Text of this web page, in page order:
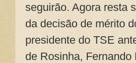
seguirão. Agora resta
da decisão de mérito
presidente do TSE
de Rosinha,